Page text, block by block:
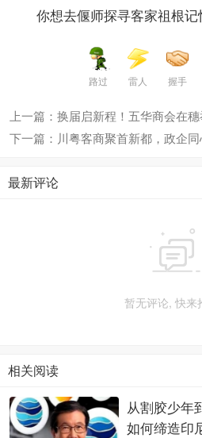
你想去偃师探寻客家祖根记
路过 雷人 握手
上一篇：换届启新程！五华商会在
下一篇：川粤客商聚首新都，政企
最新评论
暂无评论, 快来
相关阅读
从割胶少年
如何缔造印